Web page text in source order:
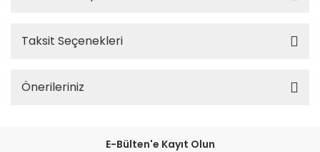
Taksit Seçenekleri
Önerileriniz
E-Bülten'e Kayıt Olun